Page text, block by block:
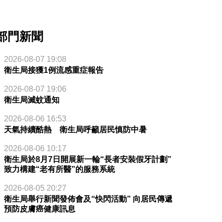
門新聞
2026-08-07 19:08
衛生局接獲1例流感重症報告
2026-08-07 19:06
衛生局滅蚊通知
2026-08-06 16:53
天氣持續酷熱 衛生局呼籲居民慎防中暑
2026-08-06 10:17
衛生局於8月7日開展新一輪“長者安裝假牙計劃”
致力構建“老有所醫”的服務系統
2026-08-05 20:27
衛生局舉行新聞發佈會及“快閃活動” 向居民傳遞
預防皮膚癌健康訊息